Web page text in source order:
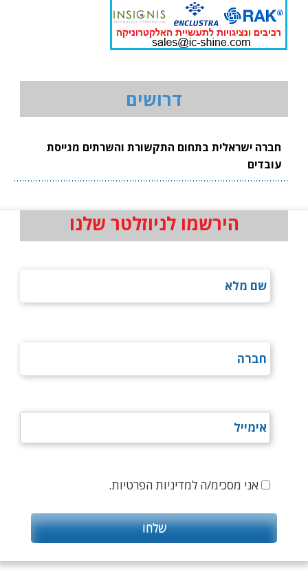
דרושים
חברה ישראלית בתחום התקשורת והשרתים מגייסת
עובדים
הירשמו לניוזלטר שלנו
אני מסכימ/ה למדיניות הפרטיות.